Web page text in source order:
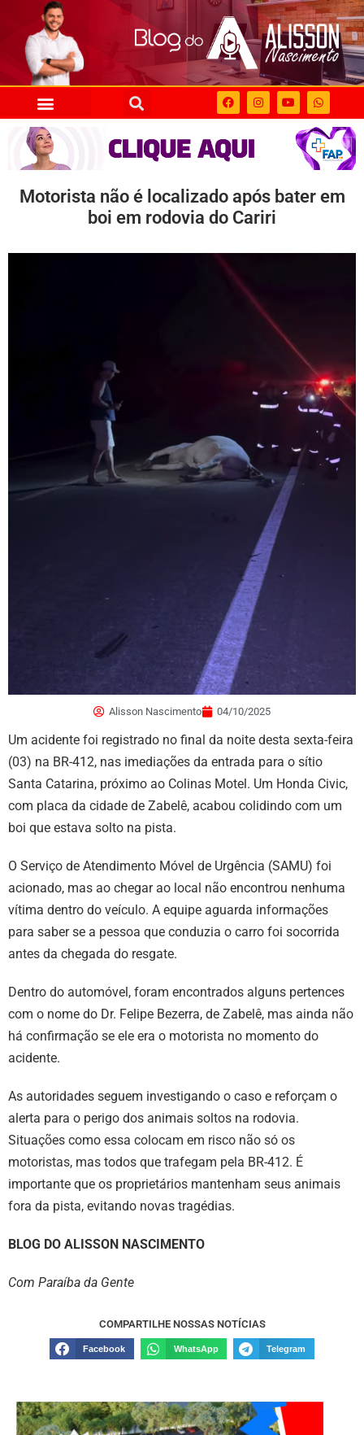
Motorista não é localizado após bater em
boi em rodovia do Cariri
Alisson Nascimento 04/10/2025
Um acidente foi registrado no final da noite desta sexta-feira
(03) na BR-412, nas imediações da entrada para o sítio
Santa Catarina, próximo ao Colinas Motel. Um Honda Civic,
com placa da cidade de Zabelê, acabou colidindo com um
boi que estava solto na pista.
O Serviço de Atendimento Móvel de Urgência (SAMU) foi
acionado, mas ao chegar ao local não encontrou nenhuma
vítima dentro do veículo. A equipe aguarda informações
para saber se a pessoa que conduzia o carro foi socorrida
antes da chegada do resgate.
Dentro do automóvel, foram encontrados alguns pertences
com o nome do Dr. Felipe Bezerra, de Zabelê, mas ainda não
há confirmação se ele era o motorista no momento do
acidente.
As autoridades seguem investigando o caso e reforçam o
alerta para o perigo dos animais soltos na rodovia.
Situações como essa colocam em risco não só os
motoristas, mas todos que trafegam pela BR-412. É
importante que os proprietários mantenham seus animais
fora da pista, evitando novas tragédias.
BLOG DO ALISSON NASCIMENTO
Com Paraíba da Gente
COMPARTILHE NOSSAS NOTÍCIAS
Facebook WhatsApp Telegram